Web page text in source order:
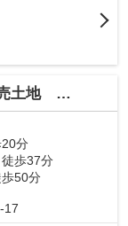
81.76坪
20分
徒歩37分
歩50分
17